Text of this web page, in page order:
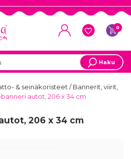
0
Haku
& seinäkoristeet/Bannerit, viirit,
autot, 206 x 34 cm
206 x 34 cm